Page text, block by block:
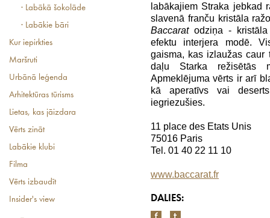
· Labākā šokolāde
· Labākie bāri
Kur iepirkties
Maršruti
Urbānā leģenda
Arhitektūras tūrisms
Lietas, kas jāizdara
Vērts zināt
Labākie klubi
Filma
Vērts izbaudīt
Insider's view
labākajiem Straka jebkad
slavenā franču kristāla
Baccarat odziņa -
efektu interjera modē.
gaisma, kas izlaužas caur
daļu Starka režisētās
Apmeklējuma vērts ir arī
kā aperatīvs vai
iegriezušies.
11 place des Etats Unis
75016 Paris
Tel. 01 40 22 11 10
www.baccarat.fr
DALIES: